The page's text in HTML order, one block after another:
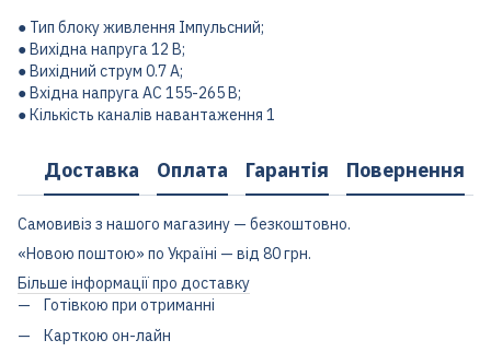
● Тип блоку живлення Імпульсний;
● Вихідна напруга 12 В;
● Вихідний струм 0.7 А;
● Вхідна напруга AC 155-265 В;
● Кількість каналів навантаження 1
Доставка Оплата Гарантія Повернення
Самовивіз з нашого магазину — безкоштовно.
«Новою поштою» по Україні — від 80 грн.
Більше інформації про доставку
Готівкою при отриманні
Карткою он-лайн